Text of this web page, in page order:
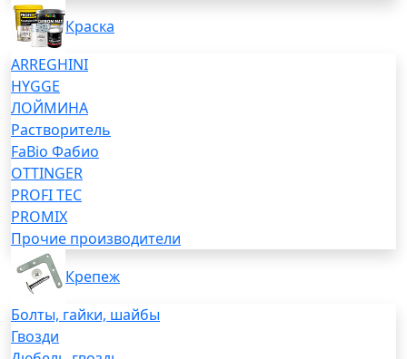
Краска
ARREGHINI
HYGGE
ЛОЙМИНА
Растворитель
FaBio Фабио
OTTINGER
PROFI TEC
PROMIX
Прочие производители
Крепеж
Болты, гайки, шайбы
Гвозди